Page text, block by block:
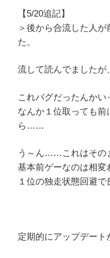
【5/20追記】
＞後から合流した人
た。
流して読んでました
これバグだったんかい
なんか１位取っても
ら……
う～ん……これはその
基本前ゲーなのは相変
１位の独走状態回避で
定期的にアップデート